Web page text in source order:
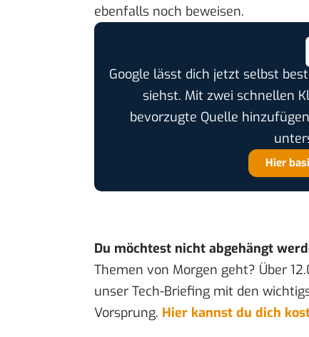
ebenfalls noch beweisen.
Google lässt dich jetzt selbst
siehst. Mit zwei schnellen
bevorzugte Quelle
Hier
Du möchtest nicht abgehängt
Themen von Morgen geht? Über
unser Tech-Briefing mit den
Vorsprung. Hier kannst du dich